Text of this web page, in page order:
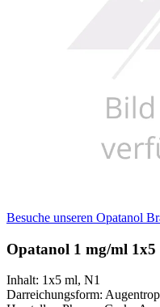
Besuche unseren Opatanol
Opatanol 1 mg/ml 1x5
Inhalt: 1x5 ml, N1
Darreichungsform: